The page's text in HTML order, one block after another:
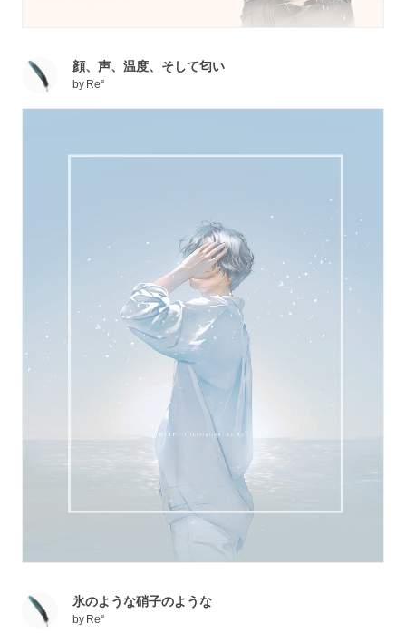
顔、声、温度、そして匂い
by Re°
氷のような硝子のような
by Re°